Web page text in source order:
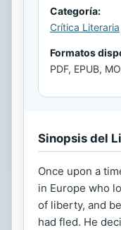
Categoría:
Crítica Literaria
Formatos
PDF, EPUB,
Sinopsis del
Once upon a
in Europe who
of liberty, and
had fled. He